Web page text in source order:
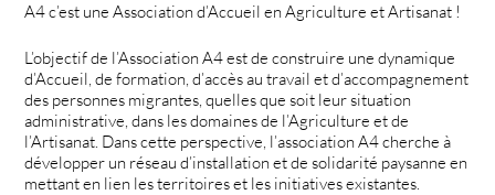
A4 c’est une Association d’Accueil en Agriculture et Artisanat !
L’objectif de l’Association A4 est de construire une dynamique
d’Accueil, de formation, d’accès au travail et d’accompagnement
des personnes migrantes, quelles que soit leur situation
administrative, dans les domaines de l’Agriculture et de
l’Artisanat. Dans cette perspective, l’association A4 cherche à
développer un réseau d’installation et de solidarité paysanne en
mettant en lien les territoires et les initiatives existantes.